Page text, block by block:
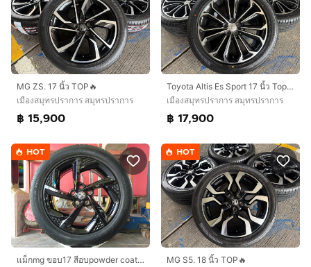
MG ZS. 17 นิ้ว TOP🔥
เมืองสมุทรปราการ สมุทรปราการ
฿ 15,900
Toyota Altis Es Sport 17 นิ้ว Top🔥
เมืองสมุทรปราการ สมุทรปราการ
฿ 17,900
HOT
แม็กmg ขอบ17 สีอบpowder coat พร้อมยางblackhawk 215 55 17 ปี24 ใส่ mg 4 mg EP mg zs EV อื่นๆ 5 รู 112
HOT
MG S5. 18 นิ้ว TOP🔥